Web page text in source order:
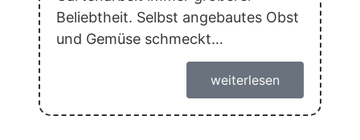
Beliebtheit. Selbst angebautes Obst
und Gemüse schmeckt…
weiterlesen